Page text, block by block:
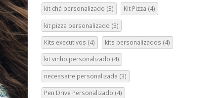
kit chá personalizado (3) Kit Pizza (4)
kit pizza personalizado (3)
Kits executivos (4) kits personalizados (4)
kit vinho personalizado (4)
necessaire personalizada (3)
Pen Drive Personalizado (4)